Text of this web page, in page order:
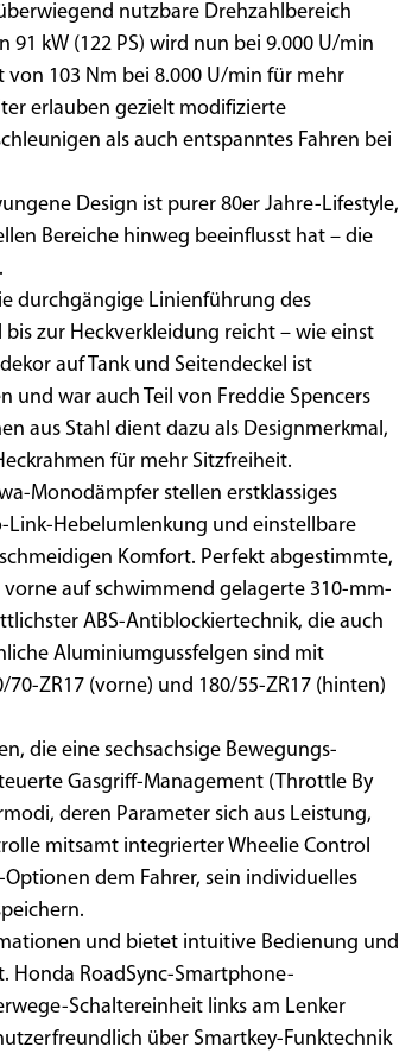
nutzbare Drehzahlbereich
kW (122 PS) wird nun bei 9.000 U/min
103 Nm bei 8.000 U/min für mehr
erlauben gezielt modifizierte
als auch entspanntes Fahren bei
Design ist purer 80er Jahre-Lifestyle,
Bereiche hinweg beeinflusst hat – die
durchgängige Linienführung des
zur Heckverkleidung reicht – wie einst
auf Tank und Seitendeckel ist
und war auch Teil von Freddie Spencers
aus Stahl dient dazu als Designmerkmal,
für mehr Sitzfreiheit.
Monodämpfer stellen erstklassiges
Link-Hebelumlenkung und einstellbare
Komfort. Perfekt abgestimmte,
auf schwimmend gelagerte 310-mm-
ABS-Antiblockiertechnik, die auch
Aluminiumgussfelgen sind mit
ZR17 (vorne) und 180/55-ZR17 (hinten)
die eine sechsachsige Bewegungs-
Gasgriff-­Management (Throttle By
deren Parameter sich aus Leistung,
mitsamt integrierter Wheelie ­Control
dem Fahrer, sein individuelles
und bietet intuitive Bedienung und
Honda RoadSync-Smartphone-
Schaltereinheit links am Lenker
über Smartkey-Funktechnik